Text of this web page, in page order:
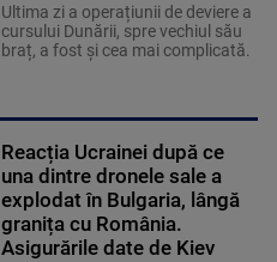
Ultima zi a operațiunii de deviere a
cursului Dunării, spre vechiul său
braț, a fost și cea mai complicată.
Reacția Ucrainei după ce
una dintre dronele sale a
explodat în Bulgaria, lângă
granița cu România.
Asigurările date de Kiev